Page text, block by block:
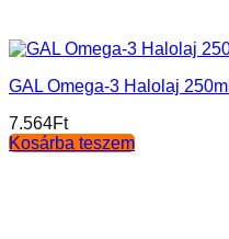
GAL Omega-3 Halolaj 250ml
7.564Ft
Kosárba teszem